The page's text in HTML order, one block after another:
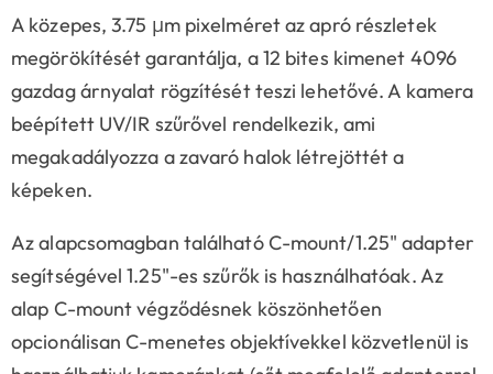
A közepes, 3.75 μm pixelméret az apró részletek
megörökítését garantálja, a 12 bites kimenet 4096
gazdag árnyalat rögzítését teszi lehetővé. A kamera
beépített UV/IR szűrővel rendelkezik, ami
megakadályozza a zavaró halok létrejöttét a
képeken.
Az alapcsomagban található C-mount/1.25" adapter
segítségével 1.25"-es szűrők is használhatóak. Az
alap C-mount végződésnek köszönhetően
opcionálisan C-menetes objektívekkel közvetlenül is